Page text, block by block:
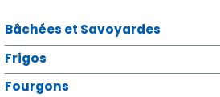
Bâchées et Savoyardes
Frigos
Fourgons